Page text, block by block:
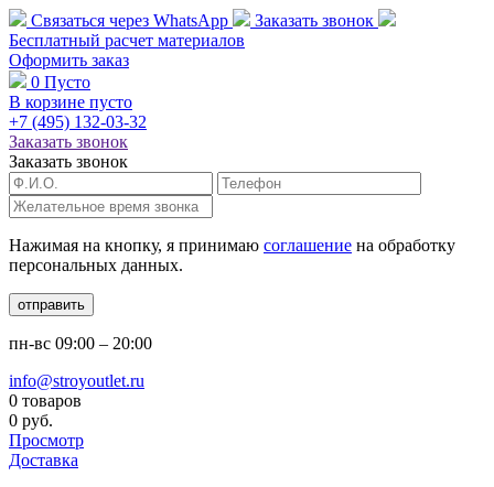
Связаться через WhatsApp
Заказать звонок
Бесплатный расчет материалов
Оформить заказ
0 Пусто
В корзине пусто
+7 (495) 132-03-32
Заказать звонок
Заказать звонок
Нажимая на кнопку, я принимаю соглашение на обработку
персональных данных.
отправить
пн-вс 09:00 – 20:00
info@stroyoutlet.ru
0 товаров
0 руб.
Просмотр
Доставка